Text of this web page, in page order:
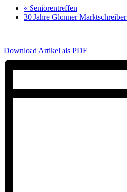
« Seniorentreffen
30 Jahre Glonner Marktschreiber
Download Artikel als PDF